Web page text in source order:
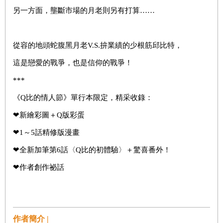
另一方面，壟斷市場的月老則另有打算……
從容的地頭蛇腹黑月老V.S.拚業績的少根筋邱比特，
這是戀愛的戰爭，也是信仰的戰爭！
***
《Q比的情人節》單行本限定，精采收錄：
❤新繪彩圖＋Q版彩蛋
❤1～5話精修版漫畫
❤全新加筆第6話〈Q比的初體驗〉＋驚喜番外！
❤作者創作祕話
作者簡介 |